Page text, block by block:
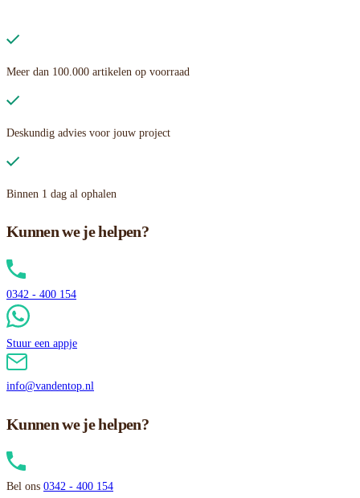
Meer dan 100.000 artikelen op voorraad
Deskundig advies voor jouw project
Binnen 1 dag al ophalen
Kunnen we je helpen?
0342 - 400 154
Stuur een appje
info@vandentop.nl
Kunnen we je helpen?
Bel ons 0342 - 400 154